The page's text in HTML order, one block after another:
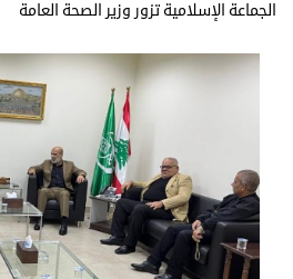
الجماعة الإسلامية تزور وزير الصحة العامة